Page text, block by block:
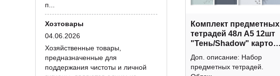
п...
Хозтовары
04.06.2026
Хозяйственные товары,
предназначенные для
поддержания чистоты и личной
Комплект предметных
тетрадей 48л А5 12шт
"Тень/Shadow" картон
N6411-6422/sh Be Smart
Доп. описание: Набор
предметных тетрадей.